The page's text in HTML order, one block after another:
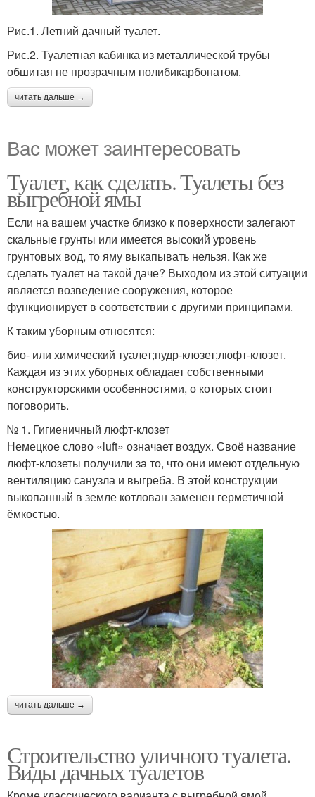
Рис.1. Летний дачный туалет.
Рис.2. Туалетная кабинка из металлической трубы
обшитая не прозрачным полибикарбонатом.
читать дальше →
Вас может заинтересовать
Туалет, как сделать. Туалеты без
выгребной ямы
Если на вашем участке близко к поверхности залегают
скальные грунты или имеется высокий уровень
грунтовых вод, то яму выкапывать нельзя. Как же
сделать туалет на такой даче? Выходом из этой ситуации
является возведение сооружения, которое
функционирует в соответствии с другими принципами.
К таким уборным относятся:
био- или химический туалет;пудр-клозет;люфт-клозет.
Каждая из этих уборных обладает собственными
конструкторскими особенностями, о которых стоит
поговорить.
№ 1. Гигиеничный люфт-клозет
Немецкое слово «luft» означает воздух. Своё название
люфт-клозеты получили за то, что они имеют отдельную
вентиляцию санузла и выгреба. В этой конструкции
выкопанный в земле котлован заменен герметичной
ёмкостью.
читать дальше →
Строительство уличного туалета.
Виды дачных туалетов